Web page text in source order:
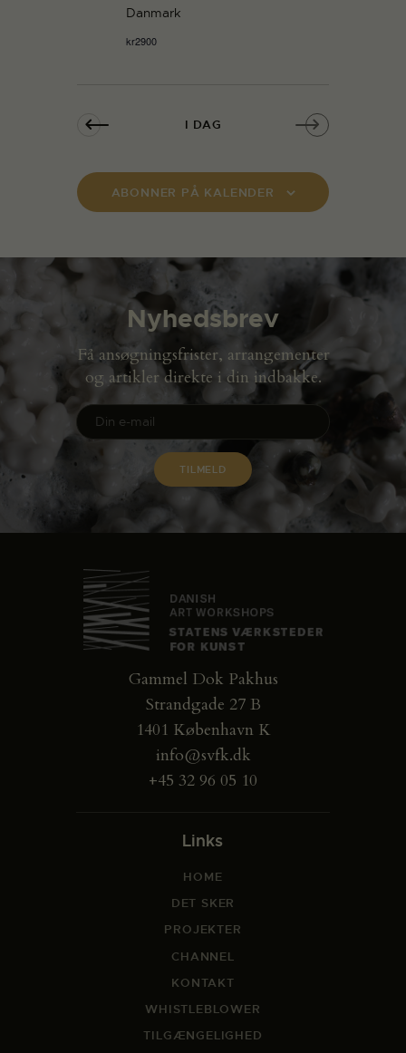
Danmark
kr2900
I DAG
ABONNER PÅ KALENDER
Nyhedsbrev
Få ansøgningsfrister, arrangementer
og artikler direkte i din indbakke.
Gammel Dok Pakhus
Strandgade 27 B
1401 København K
info@svfk.dk
+45 32 96 05 10
Links
HOME
DET SKER
PROJEKTER
CHANNEL
KONTAKT
WHISTLEBLOWER
TILGÆNGELIGHED